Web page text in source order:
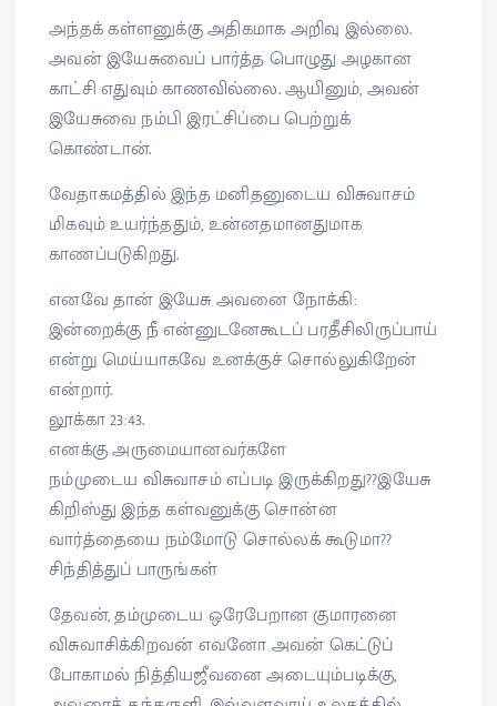
அந்தக் கள்ளனுக்கு அதிகமாக அறிவு இல்லை.
அவன் இயேசுவைப் பார்த்த பொழுது அழகான
காட்சி எதுவும் காணவில்லை. ஆயினும், அவன்
இயேசுவை நம்பி இரட்சிப்பை பெற்றுக்
கொண்டான்.
வேதாகமத்தில் இந்த மனிதனுடைய விசுவாசம்
மிகவும் உயர்ந்ததும், உன்னதமானதுமாக
காணப்படுகிறது.
எனவே தான் இயேசு அவனை நோக்கி:
இன்றைக்கு நீ என்னுடனேகூடப் பரதீசிலிருப்பாய்
என்று மெய்யாகவே உனக்குச் சொல்லுகிறேன்
என்றார்.
லூக்கா 23:43.
எனக்கு அருமையானவர்களே
நம்முடைய விசுவாசம் எப்படி இருக்கிறது??இயேசு
கிறிஸ்து இந்த கள்வனுக்கு சொன்ன
வார்த்தையை நம்மோடு சொல்லக் கூடுமா??
சிந்தித்துப் பாருங்கள்
தேவன், தம்முடைய ஒரேபேறான குமாரனை
விசுவாசிக்கிறவன் எவனோ அவன் கெட்டுப்
போகாமல் நித்தியஜீவனை அடையும்படிக்கு,